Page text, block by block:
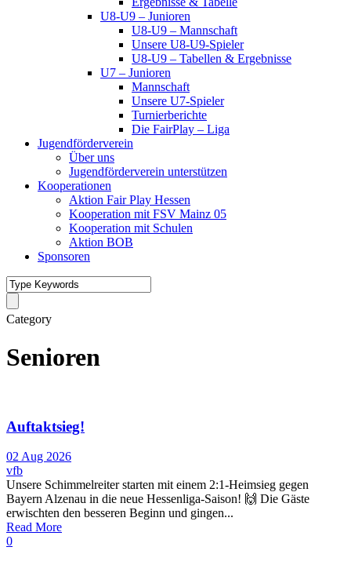
U8-U9 – Junioren
U8-U9 – Mannschaft
Unsere U8-U9-Spieler
U8-U9 – Tabellen & Ergebnisse
U7 – Junioren
Mannschaft
Unsere U7-Spieler
Turnierberichte
Die FairPlay – Liga
Jugendförderverein
Über uns
Jugendförderverein unterstützen
Kooperationen
Aktion Fair Play Hessen
Kooperation mit FSV Mainz 05
Kooperation mit Schulen
Aktion BOB
Sponsoren
Category
Senioren
Auftaktsieg!
02 Aug 2026
vfb
Unsere Schimmelreiter starten mit einem 2:1-Heimsieg gegen
Bayern Alzenau in die neue Hessenliga-Saison! 🙌 Die Gäste
erwischten den besseren Beginn und gingen...
Read More
0